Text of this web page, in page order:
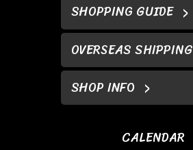
SHOPPING GUIDE
OVERSEAS SHIPPING
SHOP INFO
CALENDAR